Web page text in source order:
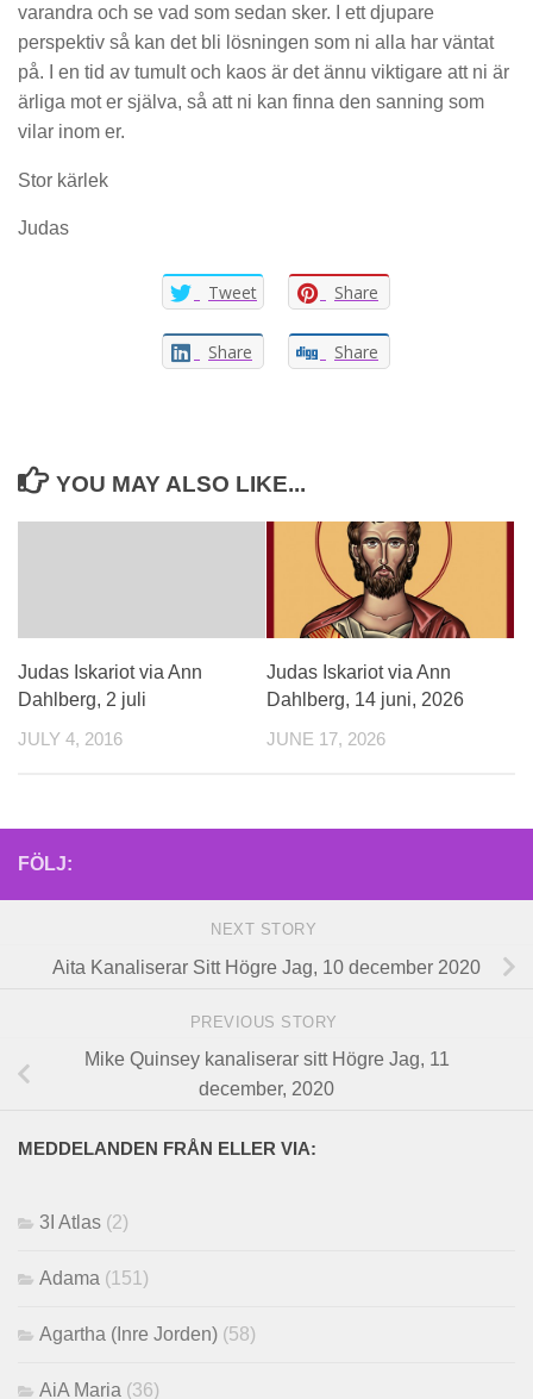
varandra och se vad som sedan sker. I ett djupare
perspektiv så kan det bli lösningen som ni alla har väntat
på. I en tid av tumult och kaos är det ännu viktigare att ni är
ärliga mot er själva, så att ni kan finna den sanning som
vilar inom er.
Stor kärlek
Judas
Tweet Share
Share Share
YOU MAY ALSO LIKE...
Judas Iskariot via Ann
Dahlberg, 2 juli
JULY 4, 2016
Judas Iskariot via Ann
Dahlberg, 14 juni, 2026
JUNE 17, 2026
FÖLJ:
NEXT STORY
Aita Kanaliserar Sitt Högre Jag, 10 december 2020
PREVIOUS STORY
Mike Quinsey kanaliserar sitt Högre Jag, 11
december, 2020
MEDDELANDEN FRÅN ELLER VIA:
3I Atlas (2)
Adama (151)
Agartha (Inre Jorden) (58)
AiA Maria (36)